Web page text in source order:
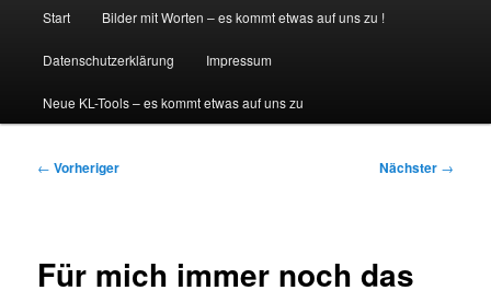
Start Bilder mit Worten – es kommt etwas auf uns zu !
Datenschutzerklärung Impressum
Neue KL-Tools – es kommt etwas auf uns zu
Beitragsnavigation
← Vorheriger Nächster →
Für mich immer noch das